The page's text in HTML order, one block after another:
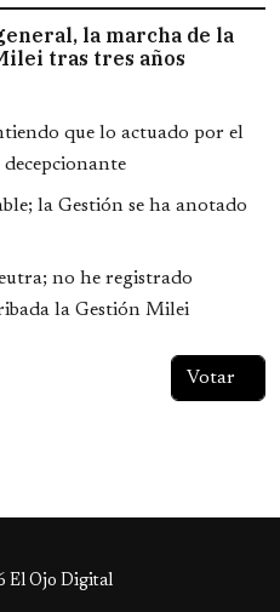
la marcha de la
tras tres años
que lo actuado por el
la Gestión se ha anotado
no he registrado
la Gestión Milei
El Ojo Digital